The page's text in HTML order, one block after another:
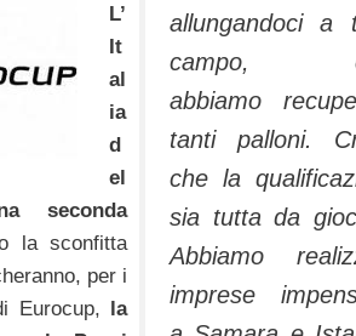
allungandoci a
campo,
abbiamo
tanti palloni.
che la
sia tutta da
Abbiamo
imprese
L’
It
al
ia
d
el
seconda
la sconfitta
per i
Eurocup, la